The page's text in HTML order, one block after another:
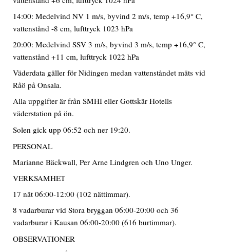
14:00: Medelvind NV 1 m/s, byvind 2 m/s, temp +16,9° C,
vattenstånd -8 cm, lufttryck 1023 hPa
20:00: Medelvind SSV 3 m/s, byvind 3 m/s, temp +16,9° C,
vattenstånd +11 cm, lufttryck 1022 hPa
Väderdata gäller för Nidingen medan vattenståndet mäts vid
Råö på Onsala.
Alla uppgifter är från SMHI eller Gottskär Hotells
väderstation på ön.
Solen gick upp 06:52 och ner 19:20.
PERSONAL
Marianne Bäckwall, Per Arne Lindgren och Uno Unger.
VERKSAMHET
17 nät 06:00-12:00 (102 nättimmar).
8 vadarburar vid Stora bryggan 06:00-20:00 och 36
vadarburar i Kausan 06:00-20:00 (616 burtimmar).
OBSERVATIONER